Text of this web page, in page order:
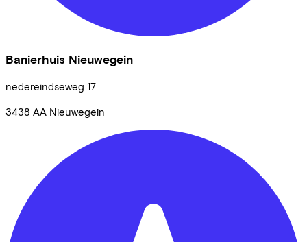
Banierhuis Nieuwegein
nedereindseweg 17
3438 AA Nieuwegein